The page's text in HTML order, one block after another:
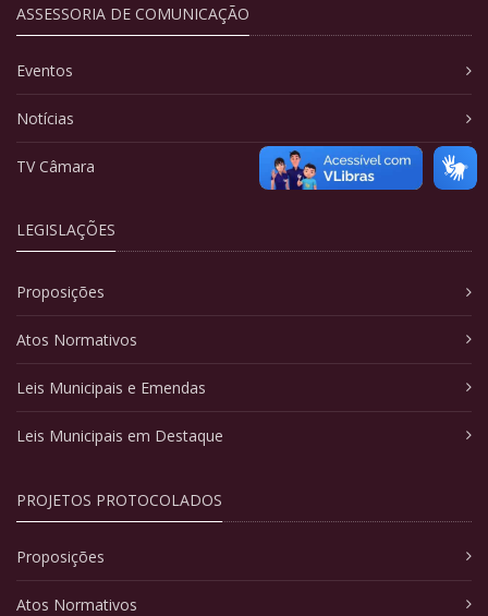
ASSESSORIA DE COMUNICAÇÃO
Eventos
Notícias
TV Câmara
LEGISLAÇÕES
Proposições
Atos Normativos
Leis Municipais e Emendas
Leis Municipais em Destaque
PROJETOS PROTOCOLADOS
Proposições
Atos Normativos